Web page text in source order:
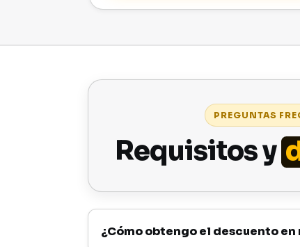
PREGUNTAS
Requisitos y
¿Cómo obtengo el descuento